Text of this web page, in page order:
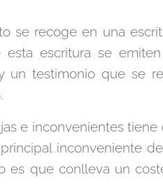
se recoge en una
esta escritura se
un testimonio que se
e inconvenientes
inconveniente
es que conlleva un